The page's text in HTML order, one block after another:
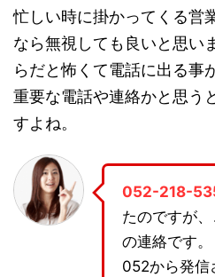
忙しい時に掛かってくる営
なら無視しても良いと思い
らだと怖くて電話に出る事
重要な電話や連絡かと思う
すよね。
052-218-
たのですが
の連絡です。
052から発信